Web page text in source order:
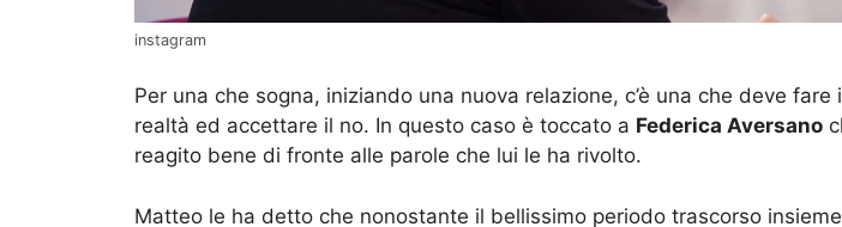
instagram
Per una che sogna, iniziando una nuova relazione, c’è una che deve
realtà ed accettare il no. In questo caso è toccato a Federica Aversano
reagito bene di fronte alle parole che lui le ha rivolto.
Matteo le ha detto che nonostante il bellissimo periodo trascorso